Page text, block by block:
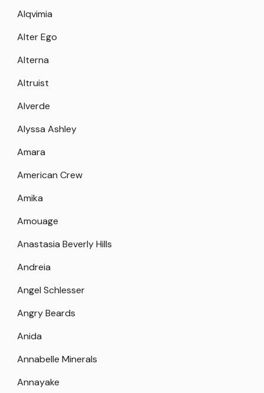
Alqvimia
Alter Ego
Alterna
Altruist
Alverde
Alyssa Ashley
Amara
American Crew
Amika
Amouage
Anastasia Beverly Hills
Andreia
Angel Schlesser
Angry Beards
Anida
Annabelle Minerals
Annayake